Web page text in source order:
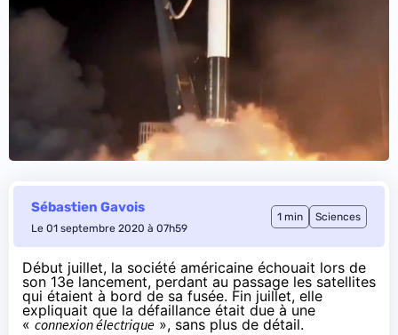
Sébastien Gavois
Le 01 septembre 2020 à 07h59
1 min Sciences
Début juillet, la société américaine échouait lors de
son 13e lancement, perdant au passage les satellites
qui étaient à bord de sa fusée. Fin juillet, elle
expliquait que la défaillance était due à une
« connexion électrique », sans plus de détail.